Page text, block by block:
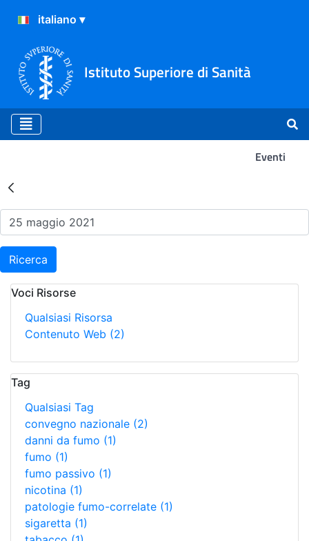
Istituto Superiore di Sanità
Eventi
Risultati della Ricerca -
Ricerca
Voci Risorse
Qualsiasi Risorsa
Contenuto Web (2)
Tag
Qualsiasi Tag
convegno nazionale (2)
danni da fumo (1)
fumo (1)
fumo passivo (1)
nicotina (1)
patologie fumo-correlate (1)
sigaretta (1)